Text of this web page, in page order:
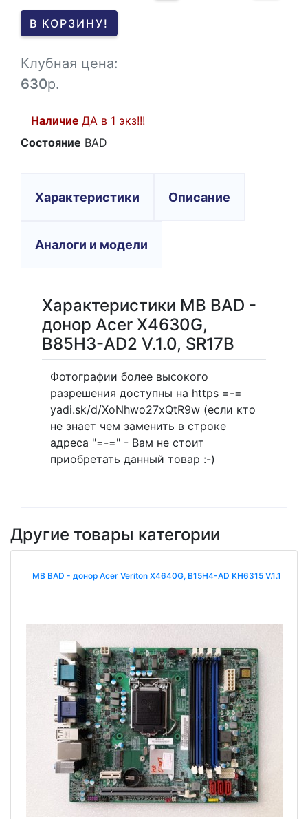
В КОРЗИНУ!
Клубная цена:
630р.
Наличие ДА в 1 экз!!!
Состояние BAD
Характеристики Описание
Аналоги и модели
Характеристики MB BAD -
донор Acer X4630G,
B85H3-AD2 V.1.0, SR17B
Фотографии более высокого
разрешения доступны на https =-=
yadi.sk/d/XoNhwo27xQtR9w (если кто
не знает чем заменить в строке
адреса "=-=" - Вам не стоит
приобретать данный товар :-)
Другие товары категории
MB BAD - донор Acer Veriton X4640G, B15H4-AD KH6315 V.1.1